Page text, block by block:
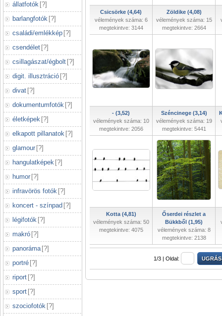
állatfotók [?]
barlangfotók [?]
családi/emlékkép [?]
csendélet [?]
csillagászat/égbolt [?]
digit. illusztráció [?]
divat [?]
dokumentumfotók [?]
életképek [?]
elkapott pillanatok [?]
glamour [?]
hangulatképek [?]
humor [?]
infravörös fotók [?]
koncert - színpad [?]
légifotók [?]
makró [?]
panoráma [?]
portré [?]
riport [?]
sport [?]
szociofotók [?]
Csicsörke (4,64)
vélemények száma: 6
megtekintve: 3144
Zöldike (4,08)
vélemények száma: 15
megtekintve: 2664
- (3,52)
vélemények száma: 10
megtekintve: 2056
Széncinege (3,14)
vélemények száma: 19
megtekintve: 5441
Kotta (4,81)
vélemények száma: 50
megtekintve: 4075
Őserdei részlet a
Bükkből (1,95)
vélemények száma: 8
megtekintve: 2138
1/3 | Oldal: